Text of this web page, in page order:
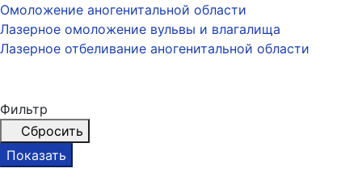
Омоложение аногенитальной области
Лазерное омоложение вульвы и влагалища
Лазерное отбеливание аногенитальной области
Фильтр
Сбросить
Показать